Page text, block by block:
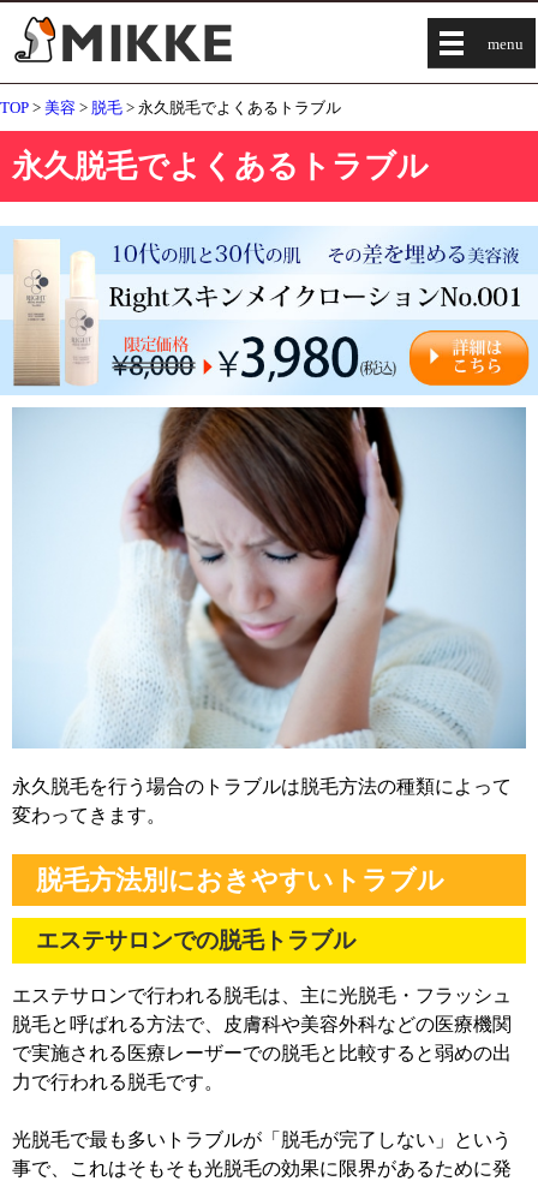
menu
TOP > 美容 > 脱毛 > 永久脱毛でよくあるトラブル
永久脱毛でよくあるトラブル
永久脱毛を行う場合のトラブルは脱毛方法の種類によって
変わってきます。
脱毛方法別におきやすいトラブル
エステサロンでの脱毛トラブル
エステサロンで行われる脱毛は、主に光脱毛・フラッシュ
脱毛と呼ばれる方法で、皮膚科や美容外科などの医療機関
で実施される医療レーザーでの脱毛と比較すると弱めの出
力で行われる脱毛です。
光脱毛で最も多いトラブルが「脱毛が完了しない」という
事で、これはそもそも光脱毛の効果に限界があるために発